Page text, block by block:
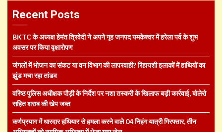
Recent Posts
BKTC के अध्यक्ष हेमंत त्रिवेदी ने अपने गृह जनपद यमकेश्वर में हरेला पर्व के शुभ
अवसर पर किया वृक्षारोपण
जंगलों में भोजन का संकट या वन विभाग की लापरवाही? रिहायशी इलाकों में हाथियों का
झुंड मचा रहा तांडव
वरिष्ठ पुलिस अधीक्षक पौड़ी के निर्देश पर नशा तस्करी के खिलाफ बड़ी कार्रवाई, बोलेरो
सहित शराब की खेप जब्त
कर्णप्रयाग में धारदार हथियार से हमला करने वाले 04 निहंग यात्री गिरफ्तार, तीन